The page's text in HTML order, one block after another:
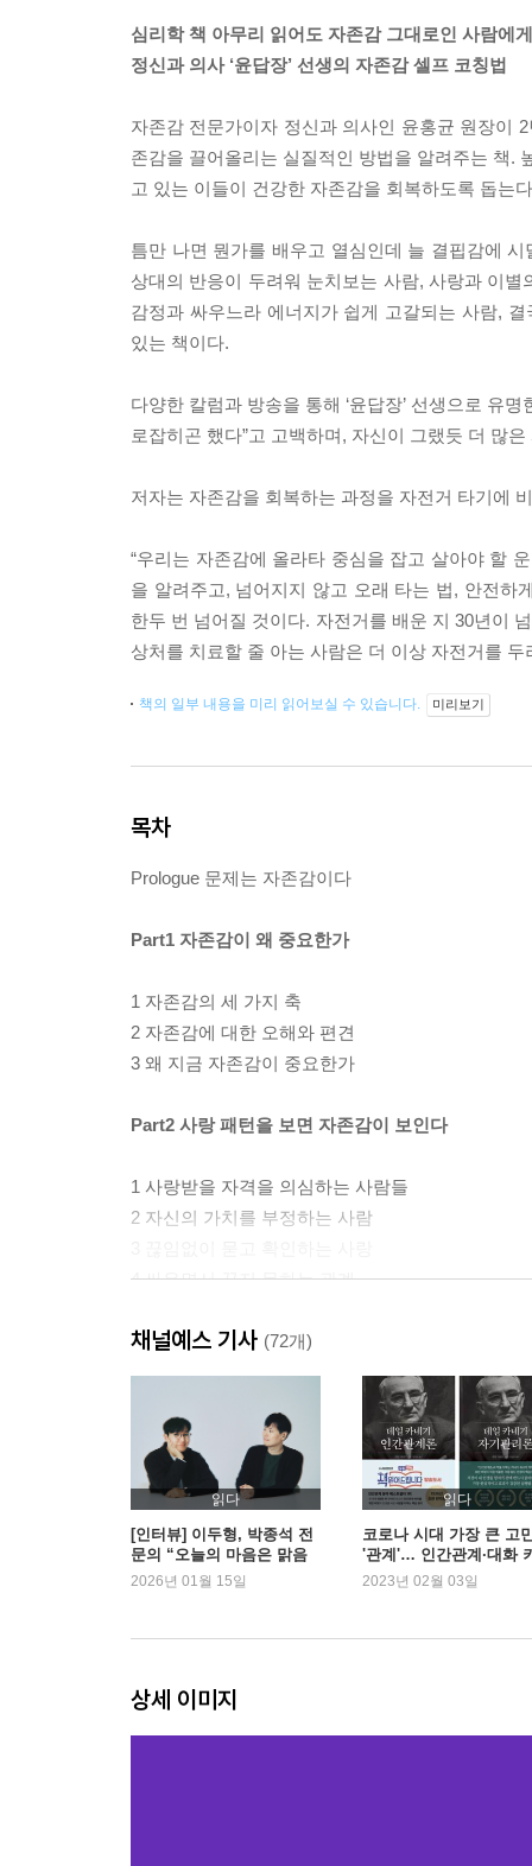
심리학 책 아무리 읽어도 자존감 그대로인 사람에
정신과 의사 ‘윤답장’ 선생의 자존감 셀프 코칭법
자존감 전문가이자 정신과 의사인 윤홍균 원장이
존감을 끌어올리는 실질적인 방법을 알려주는 책.
고 있는 이들이 건강한 자존감을 회복하도록 돕는
틈만 나면 뭔가를 배우고 열심인데 늘 결핍감에
상대의 반응이 두려워 눈치보는 사람, 사랑과 이
감정과 싸우느라 에너지가 쉽게 고갈되는 사람,
있는 책이다.
다양한 칼럼과 방송을 통해 ‘윤답장’ 선생으로 유
로잡히곤 했다”고 고백하며, 자신이 그랬듯 더 많
저자는 자존감을 회복하는 과정을 자전거 타기에
“우리는 자존감에 올라타 중심을 잡고 살아야 할
을 알려주고, 넘어지지 않고 오래 타는 법, 안전하
한두 번 넘어질 것이다. 자전거를 배운 지 30년이
상처를 치료할 줄 아는 사람은 더 이상 자전거를
책의 일부 내용을 미리 읽어보실 수 있습니다. 미리보기
목차
Prologue 문제는 자존감이다
Part1 자존감이 왜 중요한가
1 자존감의 세 가지 축
2 자존감에 대한 오해와 편견
3 왜 지금 자존감이 중요한가
Part2 사랑 패턴을 보면 자존감이 보인다
1 사랑받을 자격을 의심하는 사람들
2 자신의 가치를 부정하는 사람
4 싸우면서 끊지 못하는 관계
6 미움받을까 두려워 자신을 포장하는 사람
2장을 마치며: 사랑 탓도, 내 탓도 아니다
Part3 자존감이 인간관계를 좌우한다
1 나는 얼마나 인정받고 있을까
2 자존감을 깎아내리는 직업이 있다
3 나는 얼마나 쓸모 있는 존재인가
4 결정 장애에 빠진 사람들
8 지나치게 의존하는 사람들
3장을 마치며: 적당한 거리가 나를 지켜준다
채널예스 기사 (72개)
읽다
[인터뷰] 이두형, 박종석 전
문의 “오늘의 마음은 맑음
입니다” | 예스24
2026년 01월 15일
읽다
코로나 시대 가장 큰 고
'관계'… 인간관계·대화
워드 도서 주목
2023년 02월 03일
상세 이미지